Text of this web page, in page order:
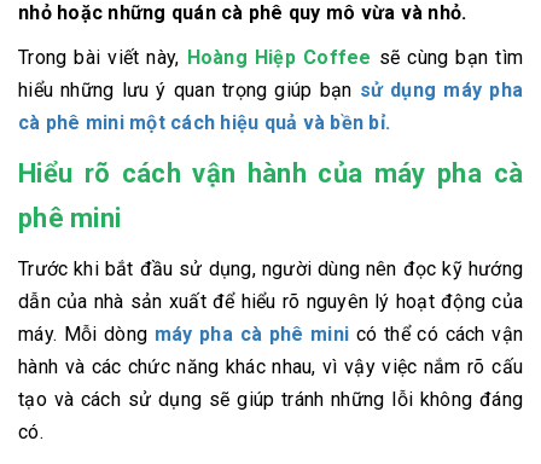
nhỏ hoặc những quán cà phê quy mô vừa và nhỏ.
Trong bài viết này, Hoàng Hiệp Coffee sẽ cùng bạn tìm
hiểu những lưu ý quan trọng giúp bạn sử dụng máy pha
cà phê mini một cách hiệu quả và bền bỉ.
Hiểu rõ cách vận hành của máy pha cà
phê mini
Trước khi bắt đầu sử dụng, người dùng nên đọc kỹ hướng
dẫn của nhà sản xuất để hiểu rõ nguyên lý hoạt động của
máy. Mỗi dòng máy pha cà phê mini có thể có cách vận
hành và các chức năng khác nhau, vì vậy việc nắm rõ cấu
tạo và cách sử dụng sẽ giúp tránh những lỗi không đáng
có.